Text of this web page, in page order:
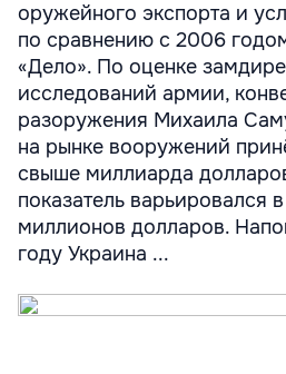
оружейного экспорта и
по сравнению с 2006
«Дело». По оценке
исследований армии,
разоружения Михаила
на рынке вооружений
свыше миллиарда
показатель варьировался
миллионов долларов.
году Украина ...